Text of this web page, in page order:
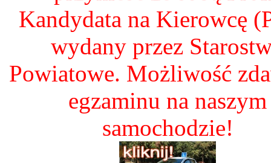
Kandydata na Kierowcę
wydany przez
Powiatowe. Możliwość
egzaminu na naszym
samochodzie!